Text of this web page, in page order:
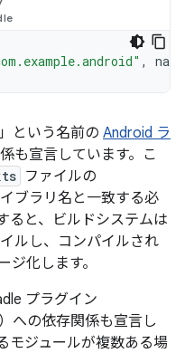
, name
という名前の Android ラ
も宣言しています。こ
ファイルの
ブラリ名と一致する必
ると、ビルドシステムは
ルし、コンパイルされ
化します。
プラグイン
）への依存関係も宣言し
モジュールが複数ある場